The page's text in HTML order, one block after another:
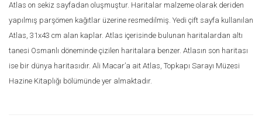
Atlas on sekiz sayfadan oluşmuştur. Haritalar malzeme olarak deriden
yapılmış parşömen kağıtlar üzerine resmedilmiş. Yedi çift sayfa kullanılan
Atlas, 31x43 cm alan kaplar. Atlas içerisinde bulunan haritalardan altı
tanesi Osmanlı döneminde çizilen haritalara benzer. Atlasın son haritası
ise bir dünya haritasıdır. Ali Macar’a ait Atlas, Topkapı Sarayı Müzesi
Hazine Kitaplığı bölümünde yer almaktadır.